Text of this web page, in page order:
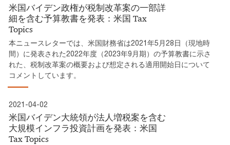
米国バイデン政権が税制改革案の一部詳
細を含む予算教書を発表：米国 Tax
Topics
本ニュースレターでは、米国財務省は2021年5月28日（現地時
間）に発表された2022年度（2023年9月期）の予算教書に示さ
れた、税制改革案の概要および想定される適用開始日について
コメントしています。
2021-04-02
米国バイデン大統領が法人増税案を含む
大規模インフラ投資計画を発表：米国
Tax Topics